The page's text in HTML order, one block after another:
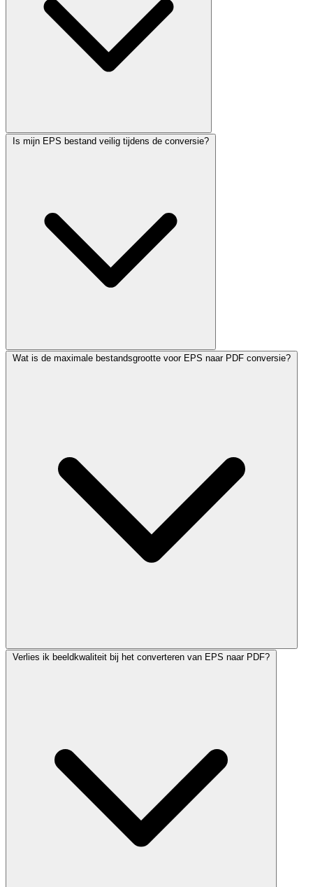
Is mijn EPS bestand veilig tijdens de conversie?
Wat is de maximale bestandsgrootte voor EPS naar PDF conversie?
Verlies ik beeldkwaliteit bij het converteren van EPS naar PDF?